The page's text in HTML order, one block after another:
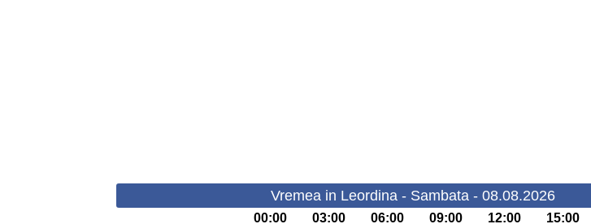
Vremea in Leordina - Sambata - 08.08.2026
00:00 03:00 06:00 09:00 12:00 15:00